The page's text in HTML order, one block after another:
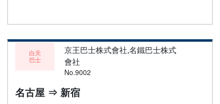
白天
巴士
京王巴士株式會社,名鐵巴士株式
會社
No.9002
名古屋 ⇒ 新宿